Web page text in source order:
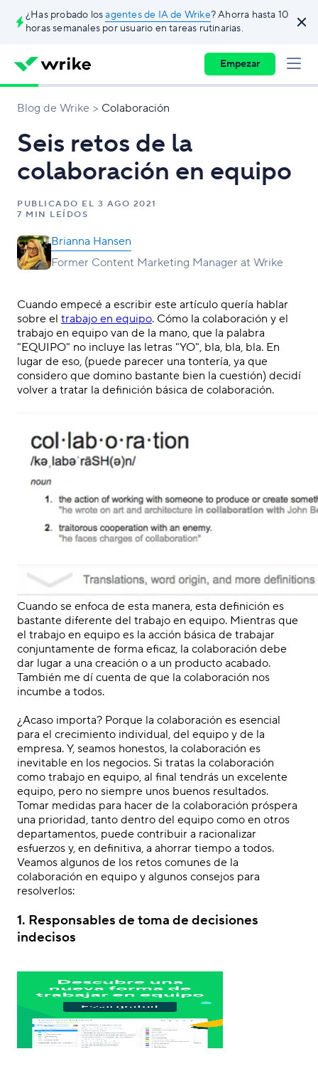
¿Has probado losagentes de IA de Wrike? Ahorra hasta 10
horas semanales por usuario en tareas rutinarias.
Empezar
Blog de Wrike Colaboración
Seis retos de la
colaboración en equipo
PUBLICADO EL 3 AGO 2021
7 MIN LEÍDOS
Brianna Hansen
Former Content Marketing Manager at Wrike
Cuando empecé a escribir este artículo quería hablar
sobre el trabajo en equipo. Cómo la colaboración y el
trabajo en equipo van de la mano, que la palabra
"EQUIPO" no incluye las letras "YO", bla, bla, bla. En
lugar de eso, (puede parecer una tontería, ya que
considero que domino bastante bien la cuestión) decidí
volver a tratar la definición básica de colaboración.
Cuando se enfoca de esta manera, esta definición es
bastante diferente del trabajo en equipo. Mientras que
el trabajo en equipo es la acción básica de trabajar
conjuntamente de forma eficaz, la colaboración debe
dar lugar a una creación o a un producto acabado.
También me dí cuenta de que la colaboración nos
incumbe a todos.
¿Acaso importa? Porque la colaboración es esencial
para el crecimiento individual, del equipo y de la
empresa. Y, seamos honestos, la colaboración es
inevitable en los negocios. Si tratas la colaboración
como trabajo en equipo, al final tendrás un excelente
equipo, pero no siempre unos buenos resultados.
Tomar medidas para hacer de la colaboración próspera
una prioridad, tanto dentro del equipo como en otros
departamentos, puede contribuir a racionalizar
esfuerzos y, en definitiva, a ahorrar tiempo a todos.
Veamos algunos de los retos comunes de la
colaboración en equipo y algunos consejos para
resolverlos:
1. Responsables de toma de decisiones
indecisos